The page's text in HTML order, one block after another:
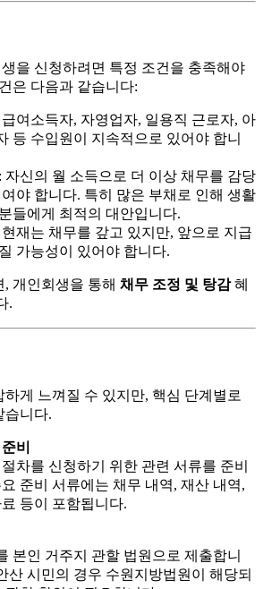
을 신청하려면 특정 조건을 충족해야
은 다음과 같습니다:
급여소득자, 자영업자, 일용직 근로자, 아
등 수입원이 지속적으로 있어야 합니
: 자신의 월 소득으로 더 이상 채무를 감당
야 합니다. 특히 많은 부채로 인해 생활
들에게 최적의 대안입니다.
현재는 채무를 갚고 있지만, 앞으로 지급
가능성이 있어야 합니다.
개인회생을 통해 채무 조정 및 탕감혜
.
게 느껴질 수 있지만, 핵심 단계별로
습니다.
비
차를 신청하기 위한 관련 서류를 준비
준비 서류에는 채무 내역, 재산 내역,
등이 포함됩니다.
본인 거주지 관할 법원으로 제출합니
산 시민의 경우 수원지방법원이 해당되